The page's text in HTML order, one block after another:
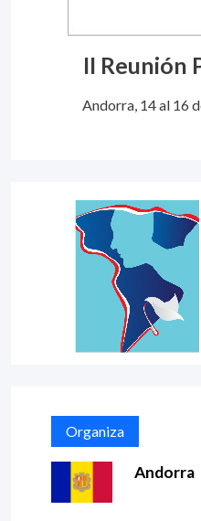
II Reunión
Andorra, 14 al 16
Organiza
Andorra